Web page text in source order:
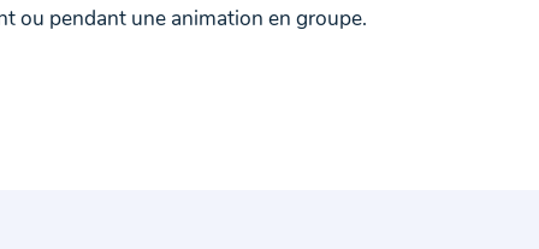
ou pendant une animation en groupe.